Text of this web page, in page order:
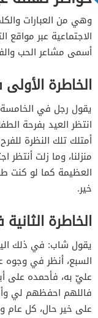
وهي من العبارات
الاجتماعية عبر مواقع
أسمى مشاعر الحب
الخاطرة
يقول رجل في الخامسة
انتظر العيد بفرحة
أمتلك تلك النظرة
منزلنا، وما زلت أنتظر
العظيمة كما لو كنت
خير.
الخاطرة
يقول شاب: في ذلك
السبع، أنظر في وجوه
عليّ به، فأحمده على
فاللهم احفظهم لي
على خير حال، كل عام